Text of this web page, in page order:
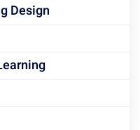
Design